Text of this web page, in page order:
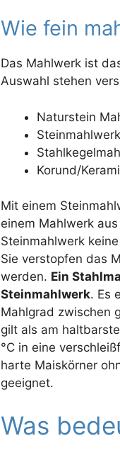
Wie fein
Das Mahlwerk ist
Auswahl stehen
Naturstein
Korund/
Mit einem
einem Mahlwerk
Steinmahlwerk
Sie verstopfen das
werden. Ein
Steinmahlwerk. Es
Mahlgrad zwischen
gilt als am
°C in eine
harte Maiskörner
geeignet.
Was